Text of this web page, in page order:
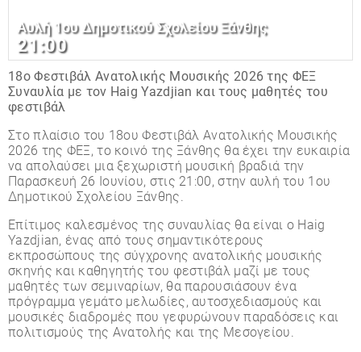
Αυλή 1ου Δημοτικού Σχολείου Ξάνθης
21:00
18ο Φεστιβάλ Ανατολικής Μουσικής 2026 της ΦΕΞ
Συναυλία με τον Haig Yazdjian και τους μαθητές του
φεστιβάλ
Στο πλαίσιο του 18ου Φεστιβάλ Ανατολικής Μουσικής
2026 της ΦΕΞ, το κοινό της Ξάνθης θα έχει την ευκαιρία
να απολαύσει μια ξεχωριστή μουσική βραδιά την
Παρασκευή 26 Ιουνίου, στις 21:00, στην αυλή του 1ου
Δημοτικού Σχολείου Ξάνθης.
Επίτιμος καλεσμένος της συναυλίας θα είναι ο Haig
Yazdjian, ένας από τους σημαντικότερους
εκπροσώπους της σύγχρονης ανατολικής μουσικής
σκηνής και καθηγητής του φεστιβάλ μαζί με τους
μαθητές των σεμιναρίων, θα παρουσιάσουν ένα
πρόγραμμα γεμάτο μελωδίες, αυτοσχεδιασμούς και
μουσικές διαδρομές που γεφυρώνουν παραδόσεις και
πολιτισμούς της Ανατολής και της Μεσογείου.